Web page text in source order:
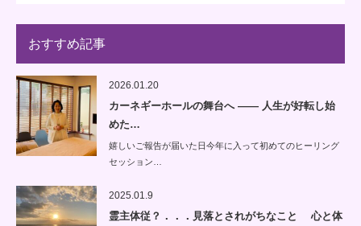
おすすめ記事
2026.01.20
カーネギーホールの舞台へ —— 人生が好転し始
めた…
嬉しいご報告が届いた日今年に入って初めてのヒーリング
セッション…
2025.01.9
霊主体従？．．．見落とされがちなこと 心と体